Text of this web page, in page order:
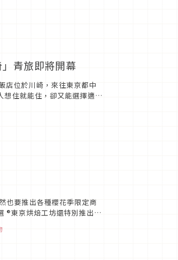
青旅即將開幕
店位於川崎，來往東京都中
住就能住，卻又能選擇適合
也要推出各種櫻花季限定商
®東京烘焙工坊還特別推出了
焙...